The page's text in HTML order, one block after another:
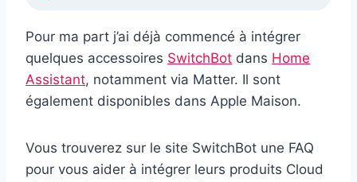
Pour ma part j’ai déjà commencé à intégrer
quelques accessoires SwitchBot dans Home
Assistant, notamment via Matter. Il sont
également disponibles dans Apple Maison.
Vous trouverez sur le site SwitchBot une FAQ
pour vous aider à intégrer leurs produits Cloud